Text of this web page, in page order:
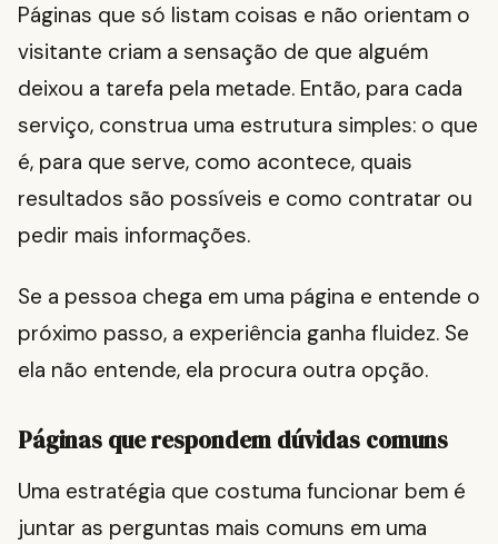
Páginas que só listam coisas e não orientam o
visitante criam a sensação de que alguém
deixou a tarefa pela metade. Então, para cada
serviço, construa uma estrutura simples: o que
é, para que serve, como acontece, quais
resultados são possíveis e como contratar ou
pedir mais informações.
Se a pessoa chega em uma página e entende o
próximo passo, a experiência ganha fluidez. Se
ela não entende, ela procura outra opção.
Páginas que respondem dúvidas comuns
Uma estratégia que costuma funcionar bem é
juntar as perguntas mais comuns em uma